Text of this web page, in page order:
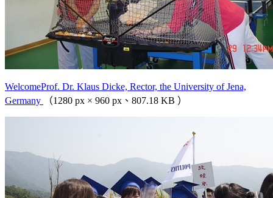
WelcomeProf. Dr. Klaus Dicke, Rector, the University of Jena,
Germany
（1280 px × 960 px、807.18 KB ）